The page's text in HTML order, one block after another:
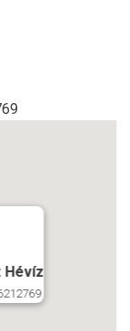
Hévíz